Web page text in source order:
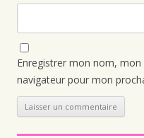
Enregistrer mon nom,
navigateur pour mon